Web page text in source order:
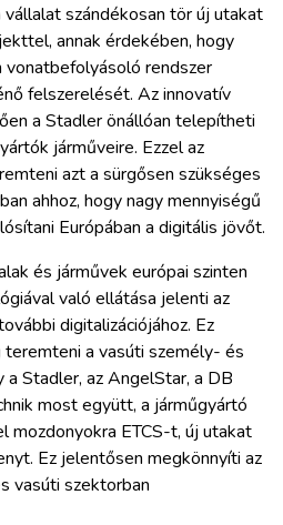
szándékosan tör új utakat
annak érdekében, hogy
rendszer
felszerelését. Az innovatív
a Stadler önállóan telepítheti
járműveire. Ezzel az
azt a sürgősen szükséges
ahhoz, hogy nagy mennyiségű
Európában a digitális jövőt.
és járművek európai szinten
való ellátása jelenti az
digitalizációjához. Ez
a vasúti személy- és
Stadler, az AngelStar, a DB
most együtt, a járműgyártó
mozdonyokra ETCS-t, új utakat
Ez jelentősen megkönnyíti az
vasúti szektorban